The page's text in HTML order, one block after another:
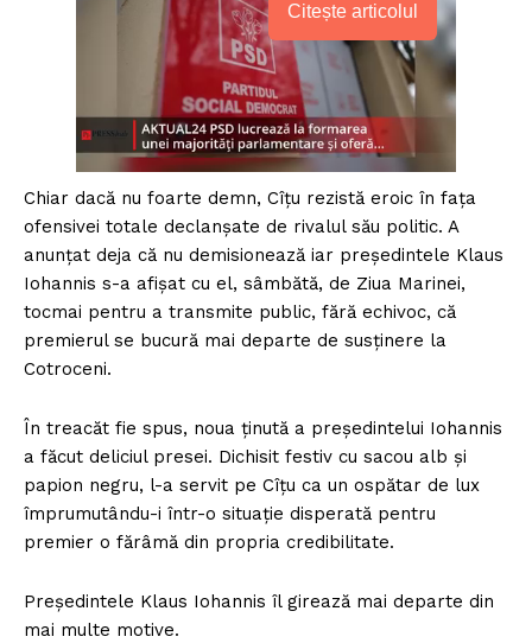
Citește articolul
Chiar dacă nu foarte demn, Cîțu rezistă eroic în fața
ofensivei totale declanșate de rivalul său politic. A
anunțat deja că nu demisionează iar președintele Klaus
Iohannis s-a afișat cu el, sâmbătă, de Ziua Marinei,
tocmai pentru a transmite public, fără echivoc, că
premierul se bucură mai departe de susținere la
Cotroceni.
În treacăt fie spus, noua ținută a președintelui Iohannis
a făcut deliciul presei. Dichisit festiv cu sacou alb și
papion negru, l-a servit pe Cîțu ca un ospătar de lux
împrumutându-i într-o situație disperată pentru
premier o fărâmă din propria credibilitate.
Președintele Klaus Iohannis îl girează mai departe din
mai multe motive.